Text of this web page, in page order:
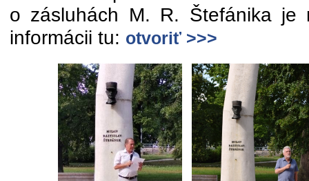
o zásluhách M. R. Štefánika je
informácii tu: otvoriť >>>